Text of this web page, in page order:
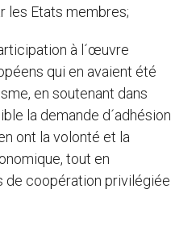
les Etats membres;
à l´œuvre
qui en avaient été
en soutenant dans
la demande d´adhésion
ont la volonté et la
tout en
de coopération privilégiée